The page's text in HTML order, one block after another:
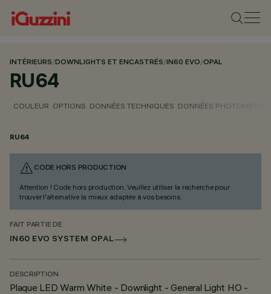
INTÉRIEURS/DOWNLIGHTS ET ENCASTRÉS/IN60 EVO/OPAL
RU64
COULEUR OPTIONS DONNÉES TECHNIQUES DONNÉES
RU64
CODE HORS PRODUCTION
Attention ! Code hors production. Veuillez utiliser la recherche pour
trouver l'alternative la mieux adaptée à vos besoins.
FAIT PARTIE DE
IN60 EVO SYSTEM OPAL
DESCRIPTION
Plaque LED Warm White - Downlight - General Light HO -